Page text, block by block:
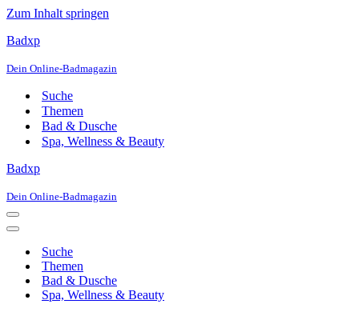
Zum Inhalt springen
Badxp
Dein Online-Badmagazin
Suche
Themen
Bad & Dusche
Spa, Wellness & Beauty
Badxp
Dein Online-Badmagazin
Navigationsmenü
Navigationsmenü
Suche
Themen
Bad & Dusche
Spa, Wellness & Beauty